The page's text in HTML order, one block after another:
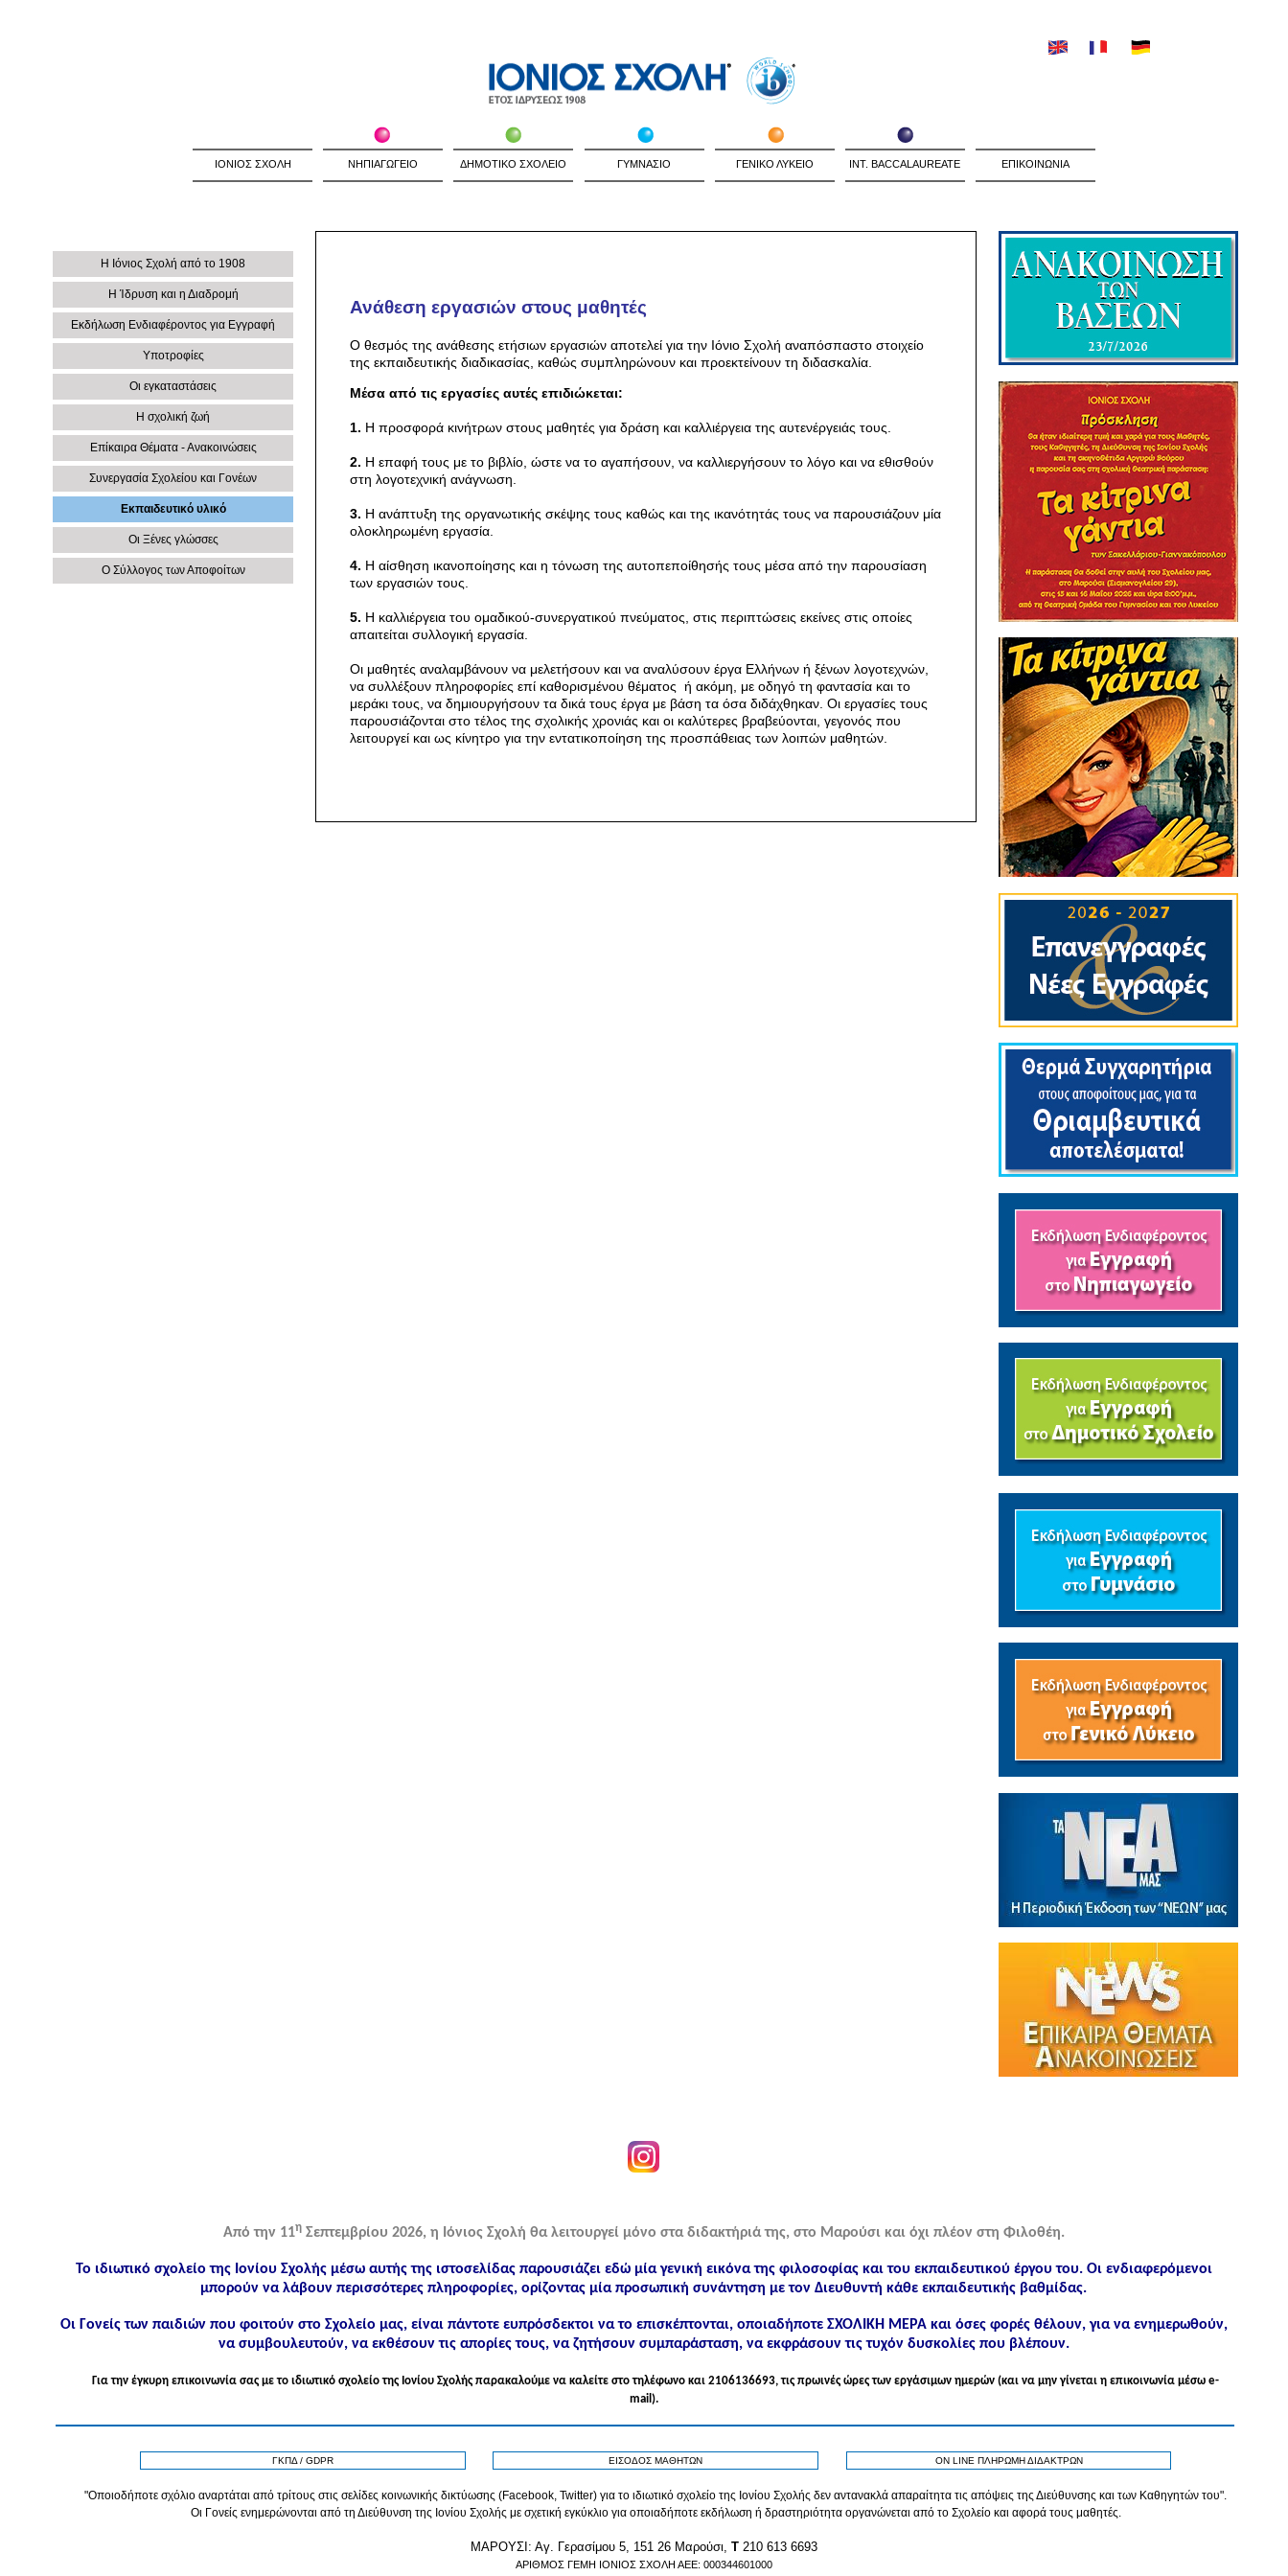
ΙΟΝΙΟΣ ΣΧΟΛΗ ΝΗΠΙΑΓΩΓΕΙΟ ΔΗΜΟΤΙΚΟ ΣΧΟΛΕΙΟ ΓΥΜΝΑΣΙΟ ΓΕΝΙΚΟ ΛΥΚΕΙΟ INT. BACCALAUREATE ΕΠΙΚΟΙΝΩΝΙΑ
Η Ιόνιος Σχολή από το 1908
Η Ίδρυση και η Διαδρομή
Εκδήλωση Ενδιαφέροντος για Εγγραφή
Υποτροφίες
Οι εγκαταστάσεις
Η σχολική ζωή
Επίκαιρα Θέματα - Ανακοινώσεις
Συνεργασία Σχολείου και Γονέων
Εκπαιδευτικό υλικό
Οι Ξένες γλώσσες
Ο Σύλλογος των Αποφοίτων
Ανάθεση εργασιών στους μαθητές
Ο θεσμός της ανάθεσης ετήσιων εργασιών αποτελεί για την Ιόνιο Σχολή αναπόσπαστο στοιχείο
της εκπαιδευτικής διαδικασίας, καθώς συμπληρώνουν και προεκτείνουν τη διδασκαλία.
Μέσα από τις εργασίες αυτές επιδιώκεται:
1. Η προσφορά κινήτρων στους μαθητές για δράση και καλλιέργεια της αυτενέργειάς τους.
2. Η επαφή τους με το βιβλίο, ώστε να το αγαπήσουν, να καλλιεργήσουν το λόγο και να εθισθούν
στη λογοτεχνική ανάγνωση.
3. Η ανάπτυξη της οργανωτικής σκέψης τους καθώς και της ικανότητάς τους να παρουσιάζουν μία
ολοκληρωμένη εργασία.
4. Η αίσθηση ικανοποίησης και η τόνωση της αυτοπεποίθησής τους μέσα από την παρουσίαση
των εργασιών τους.
5. Η καλλιέργεια του ομαδικού-συνεργατικού πνεύματος, στις περιπτώσεις εκείνες στις οποίες
απαιτείται συλλογική εργασία.
Οι μαθητές αναλαμβάνουν να μελετήσουν και να αναλύσουν έργα Ελλήνων ή ξένων λογοτεχνών,
να συλλέξουν πληροφορίες επί καθορισμένου θέματος ή ακόμη, με οδηγό τη φαντασία και το
μεράκι τους, να δημιουργήσουν τα δικά τους έργα με βάση τα όσα διδάχθηκαν. Οι εργασίες τους
παρουσιάζονται στο τέλος της σχολικής χρονιάς και οι καλύτερες βραβεύονται, γεγονός που
λειτουργεί και ως κίνητρο για την εντατικοποίηση της προσπάθειας των λοιπών μαθητών.
Από την 11ηΣεπτεμβρίου 2026, η Ιόνιος Σχολή θα λειτουργεί μόνο στα διδακτήριά της, στο Μαρούσι και όχι πλέον στη Φιλοθέη.
Το ιδιωτικό σχολείο της Ιονίου Σχολής μέσω αυτής της ιστοσελίδας παρουσιάζει εδώ μία γενική εικόνα της φιλοσοφίας και του εκπαιδευτικού έργου του. Οι ενδιαφερόμενοι
μπορούν να λάβουν περισσότερες πληροφορίες, ορίζοντας μία προσωπική συνάντηση με τον Διευθυντή κάθε εκπαιδευτικής βαθμίδας.
Οι Γονείς των παιδιών που φοιτούν στο Σχολείο μας, είναι πάντοτε ευπρόσδεκτοι να το επισκέπτονται, οποιαδήποτε ΣΧΟΛΙΚΗ ΜΕΡΑ και όσες φορές θέλουν, για να ενημερωθούν,
να συμβουλευτούν, να εκθέσουν τις απορίες τους, να ζητήσουν συμπαράσταση, να εκφράσουν τις τυχόν δυσκολίες που βλέπουν.
Για την έγκυρη επικοινωνία σας με το ιδιωτικό σχολείο της Ιονίου Σχολής παρακαλούμε να καλείτε στo τηλέφωνo και 2106136693, τις πρωινές ώρες των εργάσιμων ημερών (και να μην γίνεται η επικοινωνία μέσω e-
mail).
ΓΚΠΔ / GDPR ΕΙΣΟΔΟΣ ΜΑΘΗΤΩΝ ON LINE ΠΛΗΡΩΜΗ ΔΙΔΑΚΤΡΩΝ
"Οποιοδήποτε σχόλιο αναρτάται από τρίτους στις σελίδες κοινωνικής δικτύωσης (Facebook, Twitter) για το ιδιωτικό σχολείο της Ιονίου Σχολής δεν αντανακλά απαραίτητα τις απόψεις της Διεύθυνσης και των Καθηγητών του".
Οι Γονείς ενημερώνονται από τη Διεύθυνση της Ιονίου Σχολής με σχετική εγκύκλιο για οποιαδήποτε εκδήλωση ή δραστηριότητα οργανώνεται από το Σχολείο και αφορά τους μαθητές.
MAPOYΣΙ: Αγ. Γερασίμου 5, 151 26 Μαρούσι, T210 613 6693
ΑΡΙΘΜΟΣ ΓΕΜΗ ΙΟΝΙΟΣ ΣΧΟΛΗ ΑΕΕ: 000344601000